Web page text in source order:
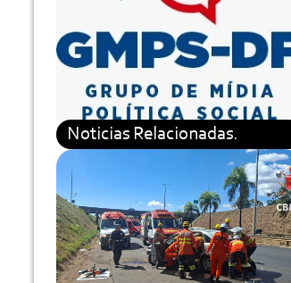
Noticias Relacionadas.